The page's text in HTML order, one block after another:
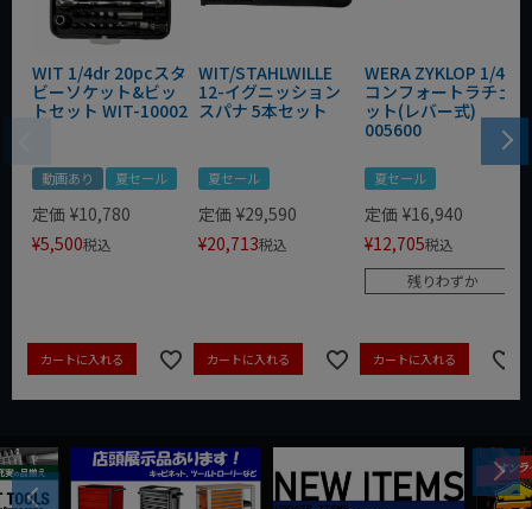
WIT 1/4dr 20pcスタ
ビーソケット&ビッ
トセット WIT-10002
動画あり 夏セール
定価 ¥10,780
¥5,500税込
カートに入れる
WIT/STAHLWILLE
12-イグニッション
スパナ 5本セット
夏セール
定価 ¥29,590
¥20,713税込
カートに入れる
WERA ZYKLOP 1/4"
コンフォートラチェ
ット(レバー式)
005600
夏セール
定価 ¥16,940
¥12,705税込
残りわずか
カートに入れる
Previous
Next